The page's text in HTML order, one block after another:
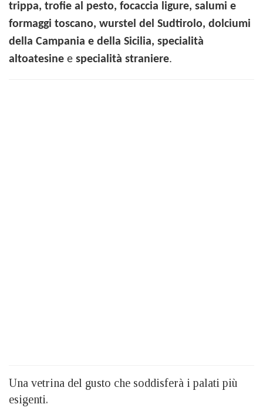
trippa, trofie al pesto, focaccia ligure, salumi e
formaggi toscano, wurstel del Sudtirolo, dolciumi
della Campania e della Sicilia, specialità
altoatesine e specialità straniere.
Una vetrina del gusto che soddisferà i palati più
esigenti.